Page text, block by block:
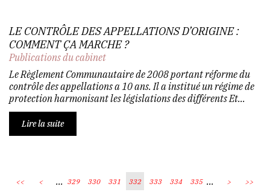
LE CONTRÔLE DES APPELLATIONS D’ORIGINE :
COMMENT ÇA MARCHE ?
Publications du cabinet
Le Règlement Communautaire de 2008 portant réforme du
contrôle des appellations a 10 ans. Il a institué un régime de
protection harmonisant les législations des différents Et...
Lire la suite
<< < ... 329 330 331 332 333 334 335 ... > >>